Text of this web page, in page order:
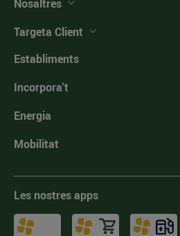
Nosaltres
Targeta Client
Establiments
Incorpora't
Energia
Mobilitat
Les nostres apps